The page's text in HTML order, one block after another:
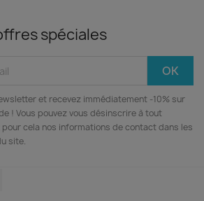
spéciales
et recevez immédiatement -10% sur
! Vous pouvez vous désinscrire à tout
cela nos informations de contact dans les
site.